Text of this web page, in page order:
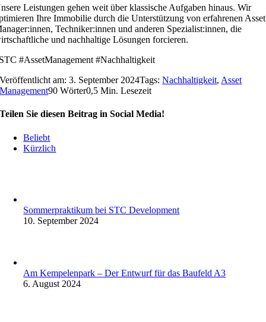
Leistungen gehen weit über klassische Aufgaben hinaus. Wir
Ihre Immobilie durch die Unterstützung von erfahrenen Asset
Techniker:innen und anderen Spezialist:innen, die
und nachhaltige Lösungen forcieren.
#AssetManagement #Nachhaltigkeit
Veröffentlicht am: 3. September 2024Tags:Nachhaltigkeit, Asset
Management90 Wörter0,5 Min. Lesezeit
Teilen Sie diesen Beitrag in Social Media!
Beliebt
Kürzlich
Sommerpraktikum bei STC Development
10. September 2024
Am Kempelenpark – Der Entwurf für das Baufeld A3
6. August 2024